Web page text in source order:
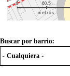
metros
0 60.5
Buscar por barrio: